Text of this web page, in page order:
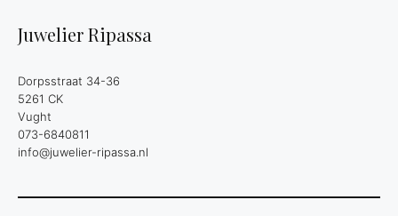
Juwelier Ripassa
Dorpsstraat 34-36
5261 CK
Vught
073-6840811
info@juwelier-ripassa.nl